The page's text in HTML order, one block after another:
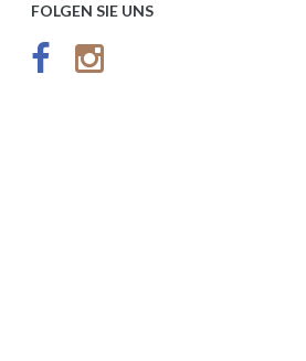
FOLGEN SIE UNS